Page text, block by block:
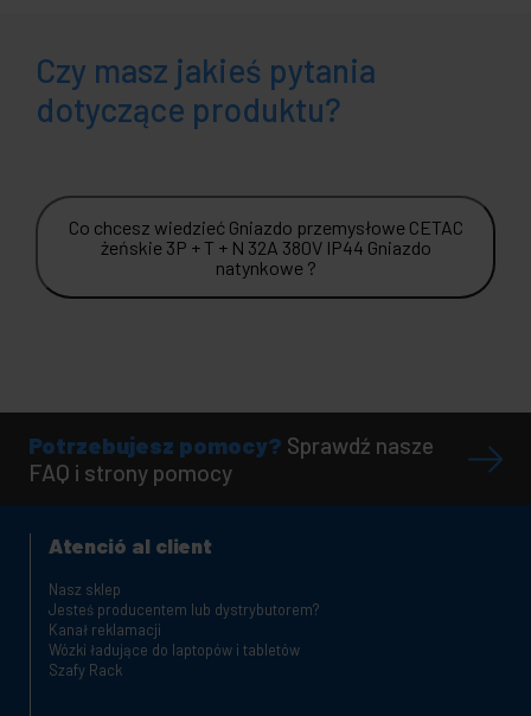
Czy masz jakieś pytania
dotyczące produktu?
Co chcesz wiedzieć Gniazdo przemysłowe CETAC
żeńskie 3P + T + N 32A 380V IP44 Gniazdo
natynkowe ?
Potrzebujesz pomocy? Sprawdź nasze
FAQ i strony pomocy
Atenció al client
Nasz sklep
Jesteś producentem lub dystrybutorem?
Kanał reklamacji
Wózki ładujące do laptopów i tabletów
Szafy Rack